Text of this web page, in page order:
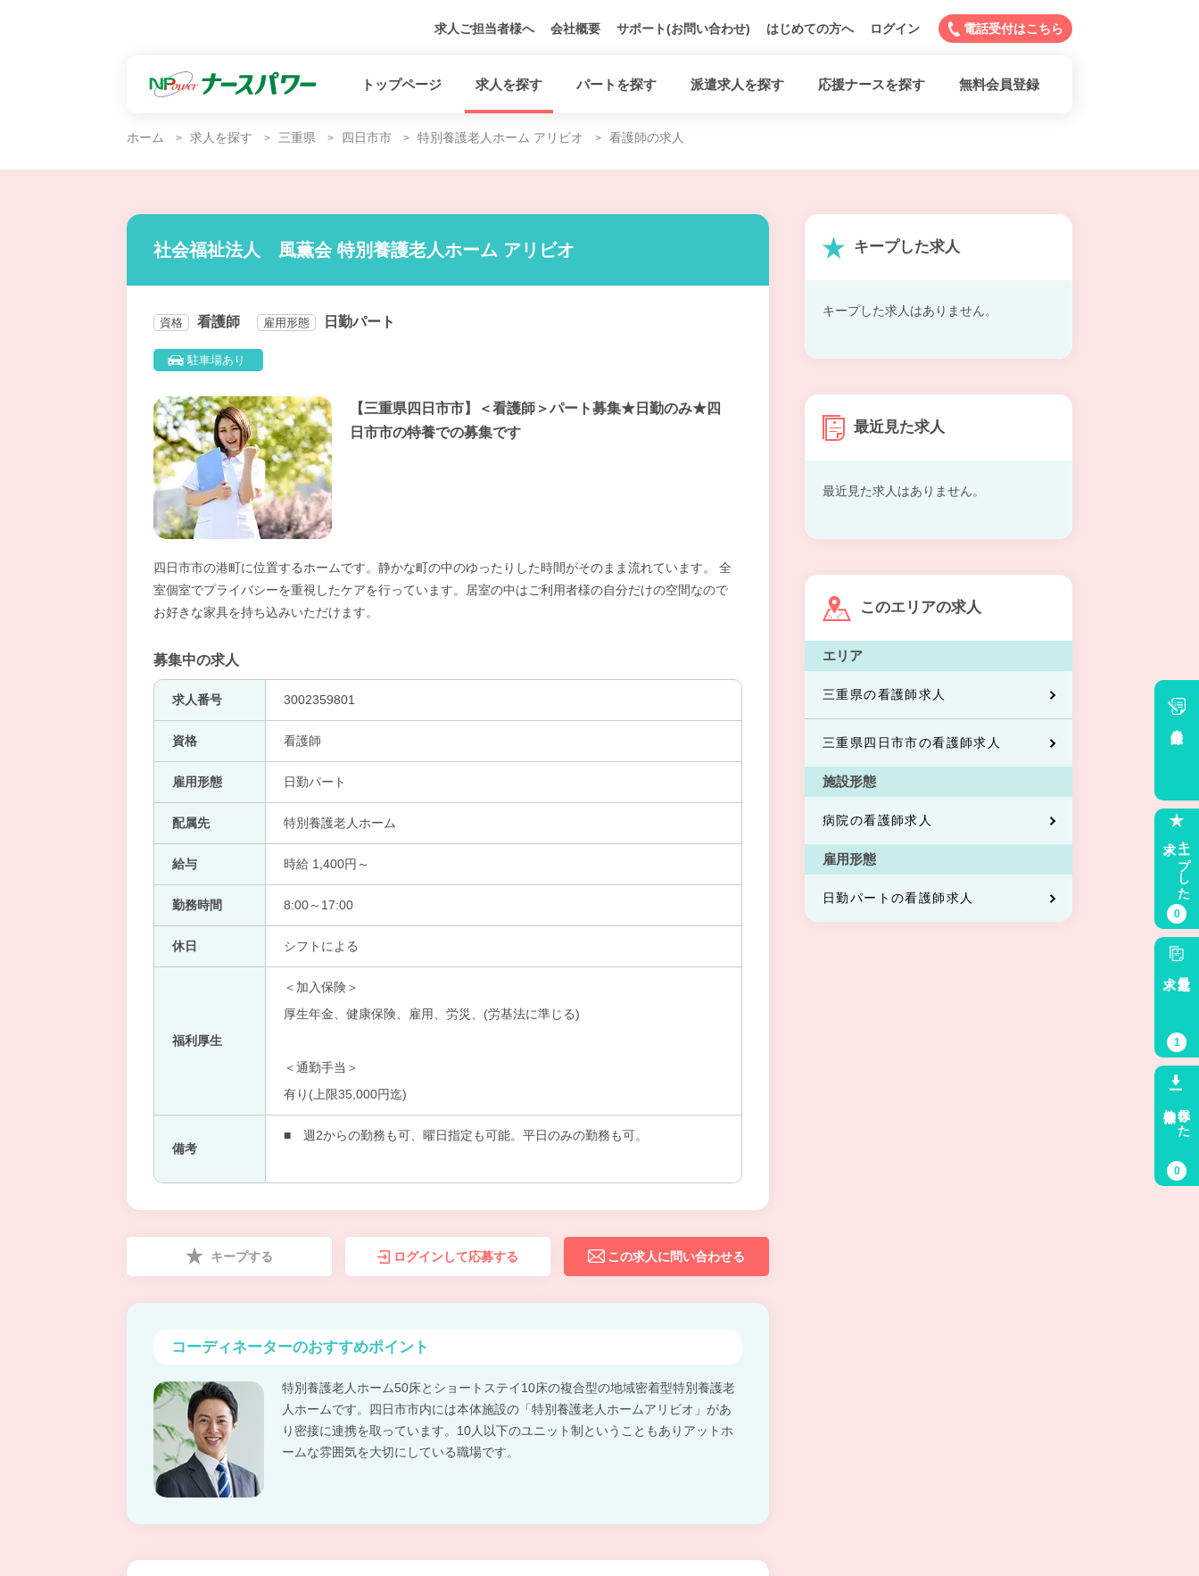
求人ご担当者様へ 会社概要 サポート(お問い合わせ) はじめての方へ ログイン 電話受付はこちら
トップページ 求人を探す パートを探す 派遣求人を探す 応援ナースを探す 無料会員登録
ホーム 求人を探す 三重県 四日市市 特別養護老人ホーム アリビオ 看護師の求人
社会福祉法人 風薫会 特別養護老人ホーム アリビオ
資格 看護師 雇用形態 日勤パート
駐車場あり
【三重県四日市市】＜看護師＞パート募集★日勤のみ★四
日市市の特養での募集です
四日市市の港町に位置するホームです。静かな町の中のゆったりした時間がそのまま流れています。 全
室個室でプライバシーを重視したケアを行っています。居室の中はご利用者様の自分だけの空間なので
お好きな家具を持ち込みいただけます。
募集中の求人
求人番号 3002359801
資格 看護師
雇用形態 日勤パート
配属先 特別養護老人ホーム
給与 時給 1,400円～
勤務時間 8:00～17:00
休日 シフトによる
福利厚生
＜加入保険＞
厚生年金、健康保険、雇用、労災、(労基法に準じる)
＜通勤手当＞
有り(上限35,000円迄)
備考
■ 週2からの勤務も可、曜日指定も可能。平日のみの勤務も可。
キープする ログインして応募する この求人に問い合わせる
コーディネーターのおすすめポイント
特別養護老人ホーム50床とショートステイ10床の複合型の地域密着型特別養護老
人ホームです。四日市市内には本体施設の「特別養護老人ホームアリビオ」があ
り密接に連携を取っています。10人以下のユニット制ということもありアットホ
ームな雰囲気を大切にしている職場です。
キープした求人
キープした求人はありません。
最近見た求人
最近見た求人はありません。
このエリアの求人
エリア
三重県の看護師求人
三重県四日市市の看護師求人
施設形態
病院の看護師求人
雇用形態
日勤パートの看護師求人
キープした
0
最近見た
1
保存した
0